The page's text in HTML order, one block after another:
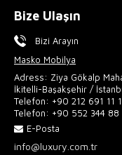
Bize Ulaşın
Bizi Arayın
Masko Mobilya
Adress: Ziya Gökalp
İkitelli-Başakşehir /
Telefon: +90 212 691 11
Telefon: +90 552 344 88
E-Posta
info@luxury.com.tr